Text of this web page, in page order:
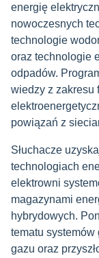
energię
nowoczesnych
technologie
oraz technologie
odpadów.
wiedzy z zakresu
powiązań z
Słuchacze
technologiach
elektrowni
magazynami
hybrydowych.
tematu systemów
gazu oraz